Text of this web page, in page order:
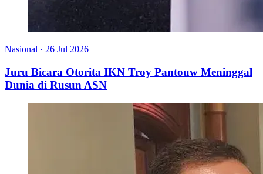
Nasional · 26 Jul 2026
Juru Bicara Otorita IKN Troy Pantouw Meninggal
Dunia di Rusun ASN